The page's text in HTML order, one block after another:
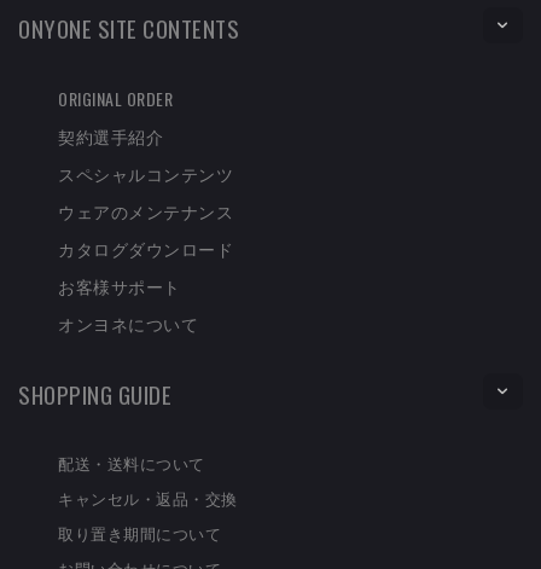
ONYONE SITE CONTENTS
ORIGINAL ORDER
契約選手紹介
スペシャルコンテンツ
ウェアのメンテナンス
カタログダウンロード
お客様サポート
オンヨネについて
SHOPPING GUIDE
配送・送料について
キャンセル・返品・交換
取り置き期間について